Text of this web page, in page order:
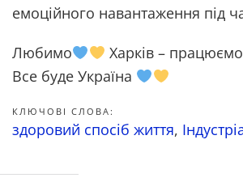
емоційного навантаження під
Любимо
Харків –
Все буде Україна
КЛЮЧОВІ СЛОВА:
здоровий спосіб життя,